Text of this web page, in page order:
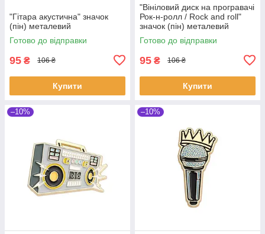
"Гітара акустична" значок
(пін) металевий
Готово до відправки
95 ₴ 106 ₴
Купити
"Вініловий диск на програвачі
Рок-н-ролл / Rock and roll"
значок (пін) металевий
Готово до відправки
95 ₴ 106 ₴
Купити
–10% –10%